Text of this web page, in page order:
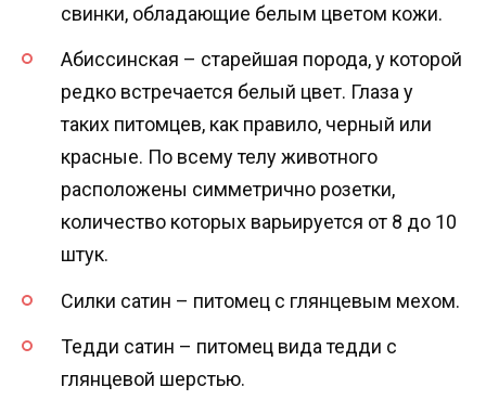
свинки, обладающие белым цветом кожи.
Абиссинская – старейшая порода, у которой
редко встречается белый цвет. Глаза у
таких питомцев, как правило, черный или
красные. По всему телу животного
расположены симметрично розетки,
количество которых варьируется от 8 до 10
штук.
Силки сатин – питомец с глянцевым мехом.
Тедди сатин – питомец вида тедди с
глянцевой шерстью.